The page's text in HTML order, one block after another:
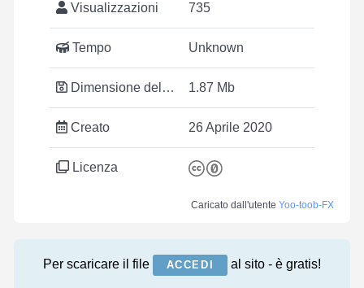
Visualizzazioni 735
Tempo Unknown
Dimensione del file 1.87 Mb
Creato 26 Aprile 2020
Licenza
Caricato dall'utente Yoo-toob-FX
Per scaricare il file ACCEDI al sito - è gratis!